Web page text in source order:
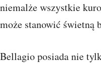
niemalże wszystkie
może stanowić świetną
Bellagio posiada nie